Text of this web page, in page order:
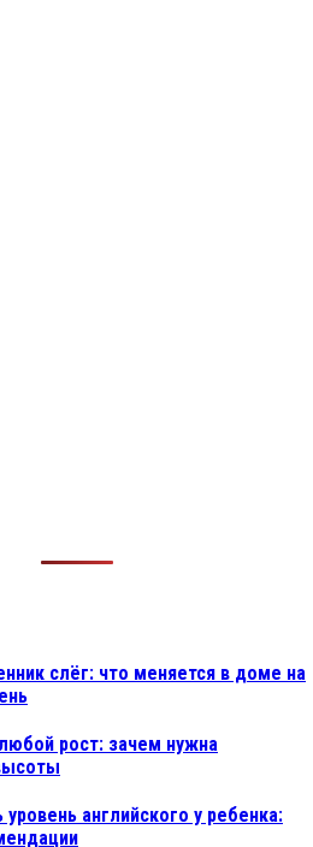
слёг: что меняется в доме на
рост: зачем нужна
уровень английского у ребенка: